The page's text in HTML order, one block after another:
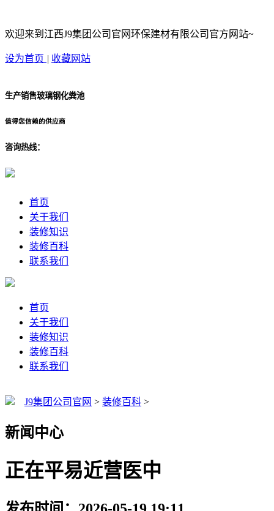
欢迎来到江西J9集团公司官网环保建材有限公司官方网站~
设为首页 | 收藏网站
生产销售玻璃钢化粪池
值得您信赖的供应商
咨询热线：
首页
关于我们
装修知识
装修百科
联系我们
首页
关于我们
装修知识
装修百科
联系我们
J9集团公司官网 > 装修百科 >
新闻中心
正在平易近营医中